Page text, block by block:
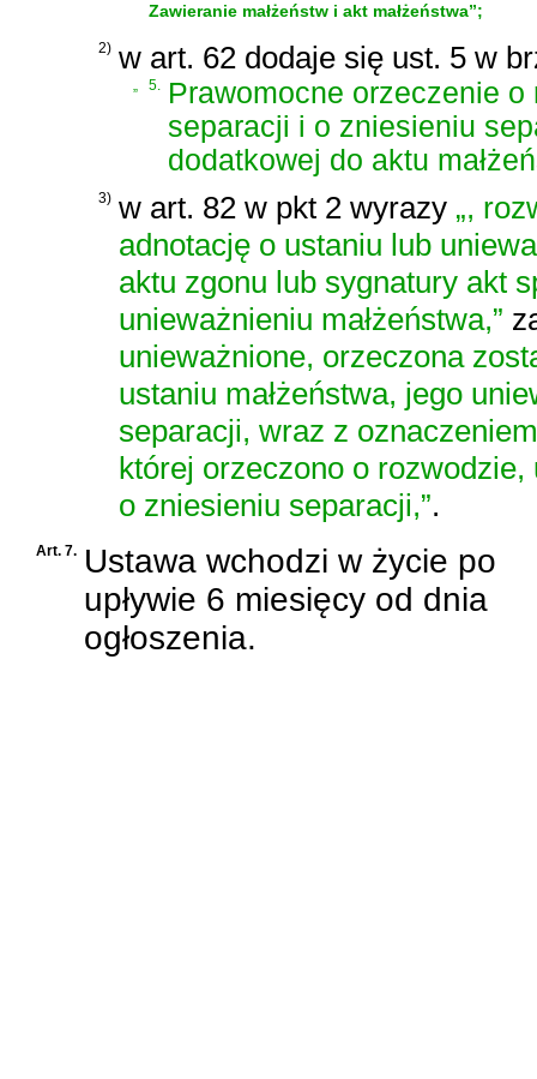
Zawieranie małżeństw i akt małżeństwa”;
2) w art. 62 dodaje się ust. 5 w
„ 5. Prawomocne orzeczenie
separacji i o zniesieniu
dodatkowej do aktu
3) w art. 82 w pkt 2 wyrazy „,
adnotację o ustaniu lub
aktu zgonu lub sygnatury akt
unieważnieniu małżeństwa,”
unieważnione, orzeczona
ustaniu małżeństwa, jego
separacji, wraz z
której orzeczono o
o zniesieniu separacji,”.
Art. 7. Ustawa wchodzi w życie po
upływie 6 miesięcy od dnia
ogłoszenia.